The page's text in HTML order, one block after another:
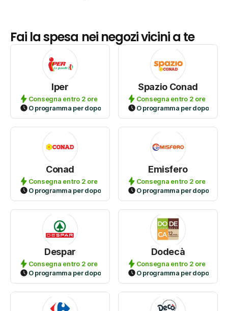
Fai la spesa nei negozi vicini a te
Iper
Consegna entro 2 ore
O programma per dopo
Spazio Conad
Consegna entro 2 ore
O programma per dopo
Conad
Consegna entro 2 ore
O programma per dopo
Emisfero
Consegna entro 2 ore
O programma per dopo
Despar
Consegna entro 2 ore
O programma per dopo
Dodecà
Consegna entro 2 ore
O programma per dopo